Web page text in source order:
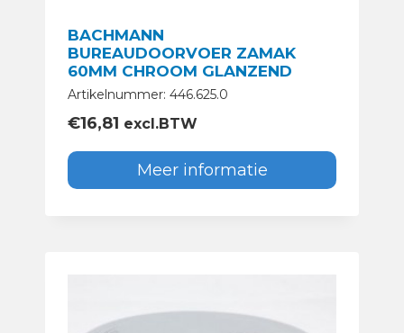
BACHMANN
BUREAUDOORVOER ZAMAK
60MM CHROOM GLANZEND
Artikelnummer: 446.625.0
€16,81 excl.BTW
Meer informatie